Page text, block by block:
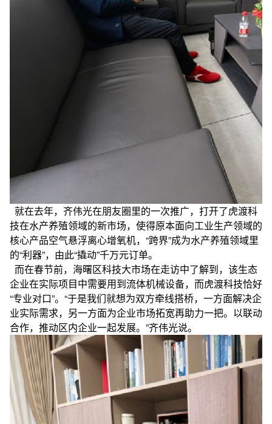
就在去年，齐伟光在朋友圈里的一次推广，打开了虎渡科
技在水产养殖领域的新市场，使得原本面向工业生产领域的
核心产品空气悬浮离心增氧机，“跨界”成为水产养殖领域里
的“利器”，由此“撬动”千万元订单。
而在春节前，海曙区科技大市场在走访中了解到，该生态
企业在实际项目中需要用到流体机械设备，而虎渡科技恰好
“专业对口”。“于是我们就想为双方牵线搭桥，一方面解决企
业实际需求，另一方面为企业市场拓宽再助力一把。以联动
合作，推动区内企业一起发展。”齐伟光说。